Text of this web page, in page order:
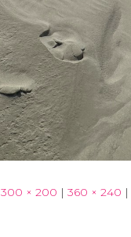
300 × 200 | 360 × 240 |